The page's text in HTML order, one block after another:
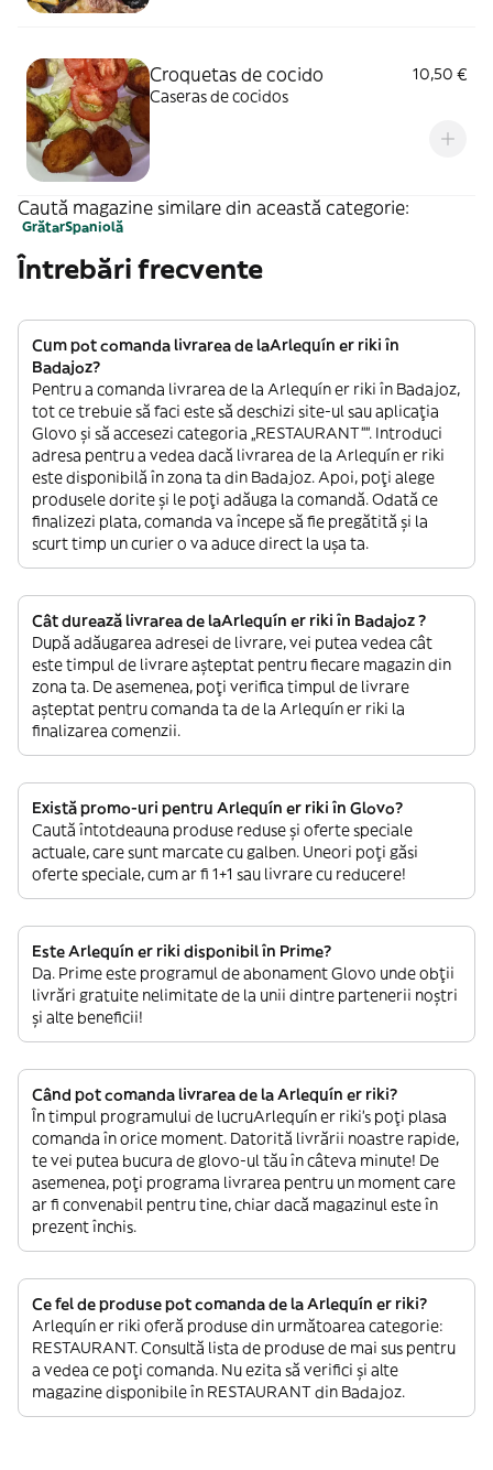
Croquetas de cocido
10,50 €
Caseras de cocidos
Caută magazine similare din această categorie:
GrătarSpaniolă
Întrebări frecvente
Cum pot comanda livrarea de laArlequín er riki în
Badajoz?
Pentru a comanda livrarea de la Arlequín er riki în Badajoz,
tot ce trebuie să faci este să deschizi site-ul sau aplicația
Glovo și să accesezi categoria „RESTAURANT””. Introduci
adresa pentru a vedea dacă livrarea de la Arlequín er riki
este disponibilă în zona ta din Badajoz. Apoi, poți alege
produsele dorite și le poți adăuga la comandă. Odată ce
finalizezi plata, comanda va începe să fie pregătită și la
scurt timp un curier o va aduce direct la ușa ta.
Cât durează livrarea de laArlequín er riki în Badajoz ?
După adăugarea adresei de livrare, vei putea vedea cât
este timpul de livrare așteptat pentru fiecare magazin din
zona ta. De asemenea, poți verifica timpul de livrare
așteptat pentru comanda ta de la Arlequín er riki la
finalizarea comenzii.
Există promo-uri pentru Arlequín er riki în Glovo?
Caută întotdeauna produse reduse și oferte speciale
actuale, care sunt marcate cu galben. Uneori poți găsi
oferte speciale, cum ar fi 1+1 sau livrare cu reducere!
Este Arlequín er riki disponibil în Prime?
Da. Prime este programul de abonament Glovo unde obții
livrări gratuite nelimitate de la unii dintre partenerii noștri
și alte beneficii!
Când pot comanda livrarea de la Arlequín er riki?
În timpul programului de lucruArlequín er riki’s poți plasa
comanda în orice moment. Datorită livrării noastre rapide,
te vei putea bucura de glovo-ul tău în câteva minute! De
asemenea, poți programa livrarea pentru un moment care
ar fi convenabil pentru tine, chiar dacă magazinul este în
prezent închis.
Ce fel de produse pot comanda de la Arlequín er riki?
Arlequín er riki oferă produse din următoarea categorie:
RESTAURANT. Consultă lista de produse de mai sus pentru
a vedea ce poți comanda. Nu ezita să verifici și alte
magazine disponibile în RESTAURANT din Badajoz.